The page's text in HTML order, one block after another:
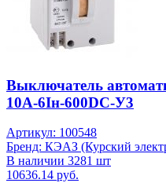
Выключатель
10А-6Iн-600DC-У3
Артикул: 100548
Бренд: КЭАЗ (Курский
В наличии 3281 шт
10636.14 руб.